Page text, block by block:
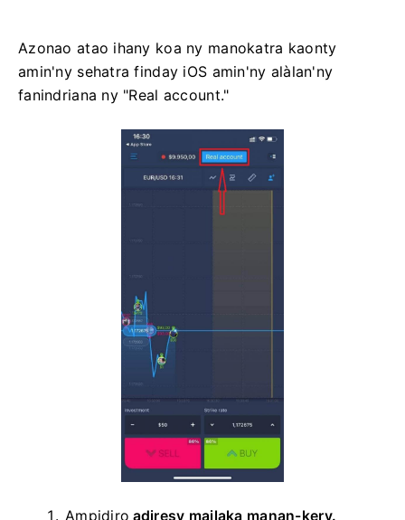
Azonao atao ihany koa ny manokatra kaonty
amin'ny sehatra finday iOS amin'ny alàlan'ny
fanindriana ny "Real account."
Ampidiro adiresy mailaka manan-kery.